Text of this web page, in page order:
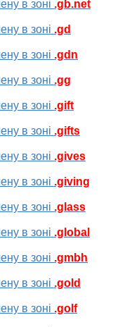
в зоні .gb.net
в зоні .gd
в зоні .gdn
в зоні .gg
в зоні .gift
в зоні .gifts
в зоні .gives
в зоні .giving
в зоні .glass
в зоні .global
в зоні .gmbh
в зоні .gold
в зоні .golf